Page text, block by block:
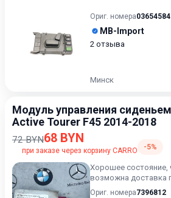
Ориг. номера
MB-Import
2 отзыва
Минск
Модуль управления
Active Tourer F45 2014-2018
72 BYN68 BYN
при заказе через корзину CARRO -5%
Хорошее состояние,
возможна доставка
Ориг. номера7396812